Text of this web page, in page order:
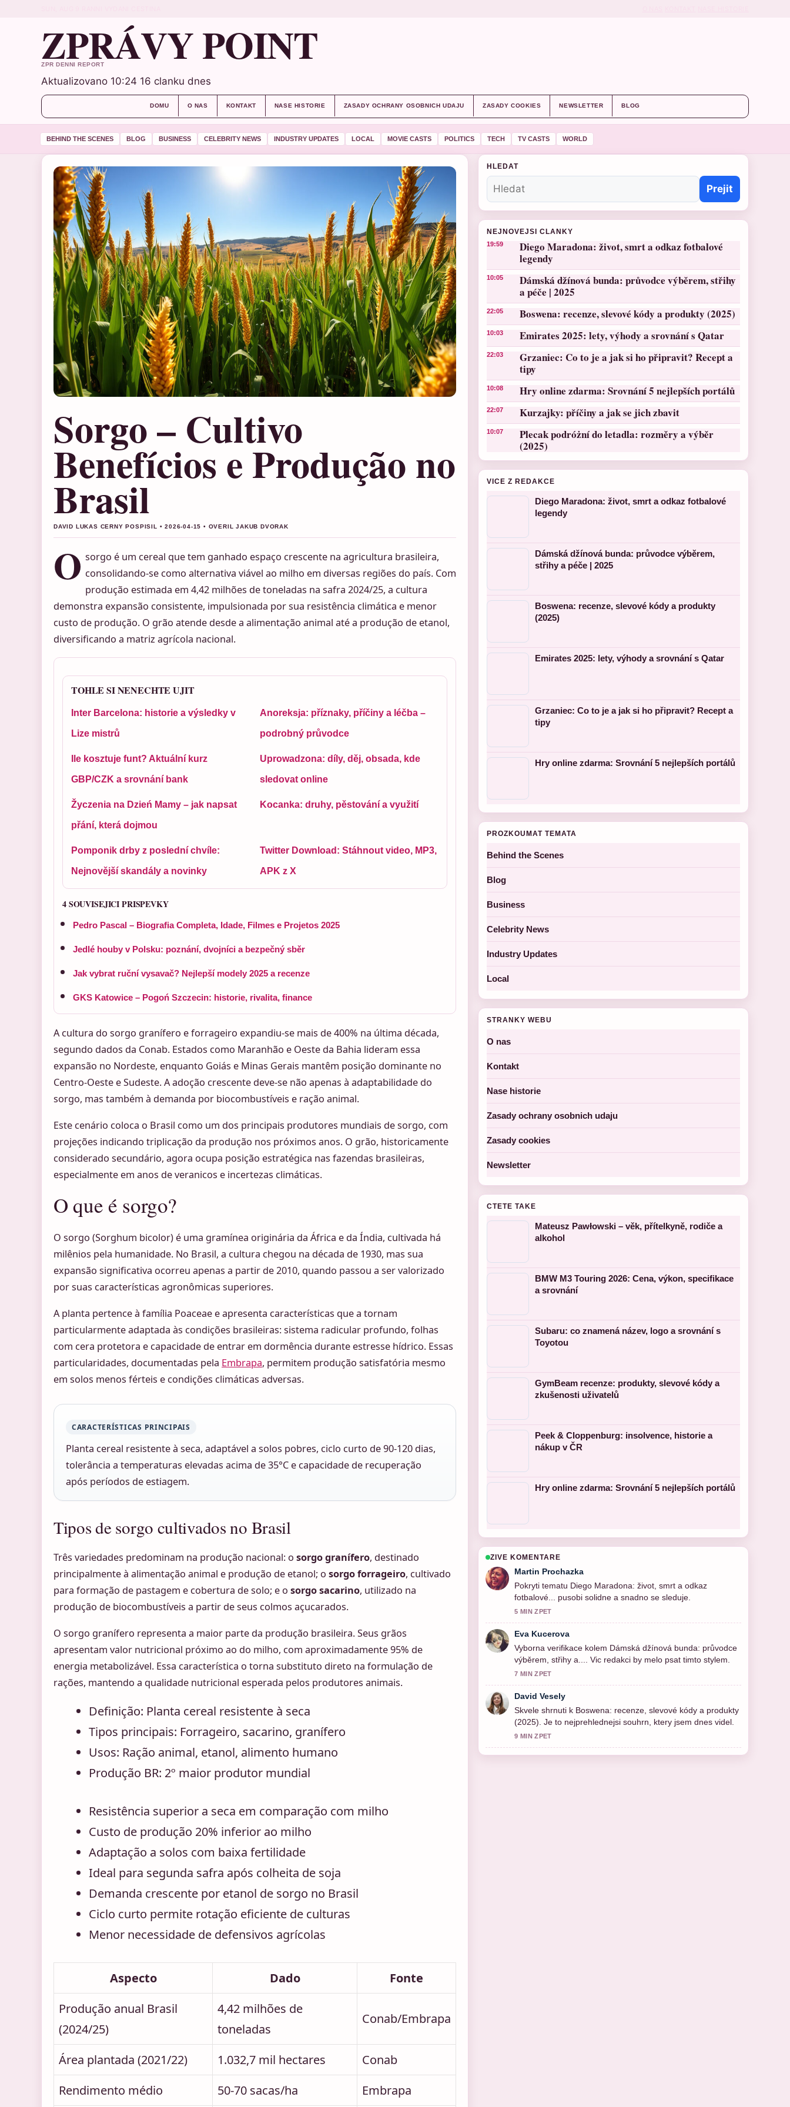
ZPRÁVY POINT
ZPR DENNI REPORT
Aktualizovano 10:24 16 clanku dnes
DOMU O NAS KONTAKT NASE HISTORIE ZASADY OCHRANY OSOBNICH UDAJU ZASADY COOKIES NEWSLETTER BLOG
BEHIND THE SCENES BLOG BUSINESS CELEBRITY NEWS INDUSTRY UPDATES LOCAL MOVIE CASTS POLITICS TECH TV CASTS WORLD
Sorgo – Cultivo
Benefícios e Produção no
Brasil
DAVID LUKAS CERNY POSPISIL • 2026-04-15 • OVERIL JAKUB DVORAK
O sorgo é um cereal que tem ganhado espaço crescente na agricultura brasileira,
consolidando-se como alternativa viável ao milho em diversas regiões do país. Com
produção estimada em 4,42 milhões de toneladas na safra 2024/25, a cultura
demonstra expansão consistente, impulsionada por sua resistência climática e menor
custo de produção. O grão atende desde a alimentação animal até a produção de etanol,
diversificando a matriz agrícola nacional.
TOHLE SI NENECHTE UJIT
Inter Barcelona: historie a výsledky v
Lize mistrů
Anoreksja: příznaky, příčiny a léčba –
podrobný průvodce
Ile kosztuje funt? Aktuální kurz
GBP/CZK a srovnání bank
Uprowadzona: díly, děj, obsada, kde
sledovat online
Žyczenia na Dzień Mamy – jak napsat
přání, která dojmou
Kocanka: druhy, pěstování a využití
Pomponik drby z poslední chvíle:
Nejnovější skandály a novinky
Twitter Download: Stáhnout video, MP3,
APK z X
4 SOUVISEJICI PRISPEVKY
Pedro Pascal – Biografia Completa, Idade, Filmes e Projetos 2025
Jedlé houby v Polsku: poznání, dvojníci a bezpečný sběr
Jak vybrat ruční vysavač? Nejlepší modely 2025 a recenze
GKS Katowice – Pogoń Szczecin: historie, rivalita, finance
A cultura do sorgo granífero e forrageiro expandiu-se mais de 400% na última década,
segundo dados da Conab. Estados como Maranhão e Oeste da Bahia lideram essa
expansão no Nordeste, enquanto Goiás e Minas Gerais mantêm posição dominante no
Centro-Oeste e Sudeste. A adoção crescente deve-se não apenas à adaptabilidade do
sorgo, mas também à demanda por biocombustíveis e ração animal.
Este cenário coloca o Brasil como um dos principais produtores mundiais de sorgo, com
projeções indicando triplicação da produção nos próximos anos. O grão, historicamente
considerado secundário, agora ocupa posição estratégica nas fazendas brasileiras,
especialmente em anos de veranicos e incertezas climáticas.
O que é sorgo?
O sorgo (Sorghum bicolor) é uma gramínea originária da África e da Índia, cultivada há
milênios pela humanidade. No Brasil, a cultura chegou na década de 1930, mas sua
expansão significativa ocorreu apenas a partir de 2010, quando passou a ser valorizado
por suas características agronômicas superiores.
A planta pertence à família Poaceae e apresenta características que a tornam
particularmente adaptada às condições brasileiras: sistema radicular profundo, folhas
com cera protetora e capacidade de entrar em dormência durante estresse hídrico. Essas
particularidades, documentadas pela Embrapa, permitem produção satisfatória mesmo
em solos menos férteis e condições climáticas adversas.
CARACTERÍSTICAS PRINCIPAIS
Planta cereal resistente à seca, adaptável a solos pobres, ciclo curto de 90-120 dias,
tolerância a temperaturas elevadas acima de 35°C e capacidade de recuperação
após períodos de estiagem.
Tipos de sorgo cultivados no Brasil
Três variedades predominam na produção nacional: o sorgo granífero, destinado
principalmente à alimentação animal e produção de etanol; o sorgo forrageiro, cultivado
para formação de pastagem e cobertura de solo; e o sorgo sacarino, utilizado na
produção de biocombustíveis a partir de seus colmos açucarados.
O sorgo granífero representa a maior parte da produção brasileira. Seus grãos
apresentam valor nutricional próximo ao do milho, com aproximadamente 95% de
energia metabolizável. Essa característica o torna substituto direto na formulação de
rações, mantendo a qualidade nutricional esperada pelos produtores animais.
Definição: Planta cereal resistente à seca
Tipos principais: Forrageiro, sacarino, granífero
Usos: Ração animal, etanol, alimento humano
Produção BR: 2º maior produtor mundial
Resistência superior a seca em comparação com milho
Custo de produção 20% inferior ao milho
Adaptação a solos com baixa fertilidade
Ideal para segunda safra após colheita de soja
Demanda crescente por etanol de sorgo no Brasil
Ciclo curto permite rotação eficiente de culturas
Menor necessidade de defensivos agrícolas
Aspecto Dado
Fonte
Produção anual Brasil
(2024/25)
4,42 milhões de
toneladas
Conab/Embrapa
Área plantada (2021/22) 1.032,7 mil hectares
Conab
Rendimento médio
50-70 sacas/ha Embrapa
HLEDAT
Prejit
NEJNOVEJSI CLANKY
19:59
Diego Maradona: život, smrt a odkaz fotbalové
legendy
10:05
Dámská džínová bunda: průvodce výběrem, střihy
a péče | 2025
22:05 Boswena: recenze, slevové kódy a produkty (2025)
10:03 Emirates 2025: lety, výhody a srovnání s Qatar
22:03
Grzaniec: Co to je a jak si ho připravit? Recept a
tipy
10:08 Hry online zdarma: Srovnání 5 nejlepších portálů
22:07 Kurzajky: příčiny a jak se jich zbavit
10:07
Plecak podróżní do letadla: rozměry a výběr
(2025)
VICE Z REDAKCE
Diego Maradona: život, smrt a odkaz fotbalové
legendy
Dámská džínová bunda: průvodce výběrem,
střihy a péče | 2025
Boswena: recenze, slevové kódy a produkty
(2025)
Emirates 2025: lety, výhody a srovnání s Qatar
Grzaniec: Co to je a jak si ho připravit? Recept a
tipy
Hry online zdarma: Srovnání 5 nejlepších portálů
PROZKOUMAT TEMATA
Behind the Scenes
Blog
Business
Celebrity News
Industry Updates
Local
STRANKY WEBU
O nas
Kontakt
Nase historie
Zasady ochrany osobnich udaju
Zasady cookies
Newsletter
CTETE TAKE
Mateusz Pawłowski – věk, přítelkyně, rodiče a
alkohol
BMW M3 Touring 2026: Cena, výkon, specifikace
a srovnání
Subaru: co znamená název, logo a srovnání s
Toyotou
GymBeam recenze: produkty, slevové kódy a
zkušenosti uživatelů
Peek & Cloppenburg: insolvence, historie a
nákup v ČR
Hry online zdarma: Srovnání 5 nejlepších portálů
ZIVE KOMENTARE
Martin Prochazka
Pokryti tematu Diego Maradona: život, smrt a odkaz
fotbalové... pusobi solidne a snadno se sleduje.
5 MIN ZPET
Eva Kucerova
Vyborna verifikace kolem Dámská džínová bunda: průvodce
výběrem, střihy a.... Vic redakci by melo psat timto stylem.
7 MIN ZPET
David Vesely
Skvele shrnuti k Boswena: recenze, slevové kódy a produkty
(2025). Je to nejprehlednejsi souhrn, ktery jsem dnes videl.
9 MIN ZPET